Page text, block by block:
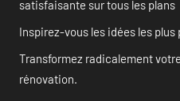
satisfaisante sur tous les plans
Inspirez-vous les idées les plus
Transformez radicalement
rénovation.